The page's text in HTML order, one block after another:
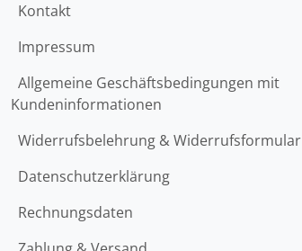
Kontakt
Impressum
Allgemeine Geschäftsbedingungen mit
Kundeninformationen
Widerrufsbelehrung & Widerrufsformular
Datenschutzerklärung
Rechnungsdaten